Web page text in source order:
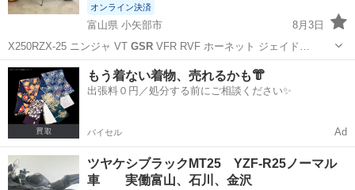
オンライン決済
富山県 小矢部市
8月3日
X250RZX-25 ニンジャ VT GSRVFR RVF ホーネット ジェイド…
富山 小矢部市 ホンダ YZF
もう着ない着物、売れるかも👘
出張料０円／処分する前にご相談ください✨
バイセル Ad
ツヤケシブラックMT25 YZF-R25ノーマル
車 実働富山、石川、金沢